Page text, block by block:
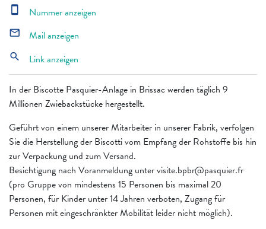
In der Biscotte Pasquier-Anlage in Brissac werden täglich 9
Millionen Zwiebackstücke hergestellt.
Geführt von einem unserer Mitarbeiter in unserer Fabrik, verfolgen
Sie die Herstellung der Biscotti vom Empfang der Rohstoffe bis hin
zur Verpackung und zum Versand.
Besichtigung nach Voranmeldung unter visite.bpbr@pasquier.fr
(pro Gruppe von mindestens 15 Personen bis maximal 20
Personen, für Kinder unter 14 Jahren verboten, Zugang für
Personen mit eingeschränkter Mobilität leider nicht möglich).
smartphone Nummer anzeigen
mail_outline Mail anzeigen
search Link anzeigen